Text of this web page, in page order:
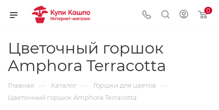
0
Цветочный горшок
Amphora Terracotta
Главная — Каталог — Горшки для цветов —
Цветочный горшок Amphora Terracotta